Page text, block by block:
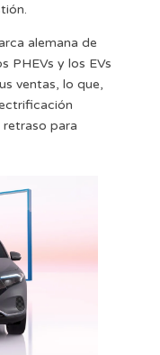
alemana de
PHEVs y los EVs
ventas, lo que,
para